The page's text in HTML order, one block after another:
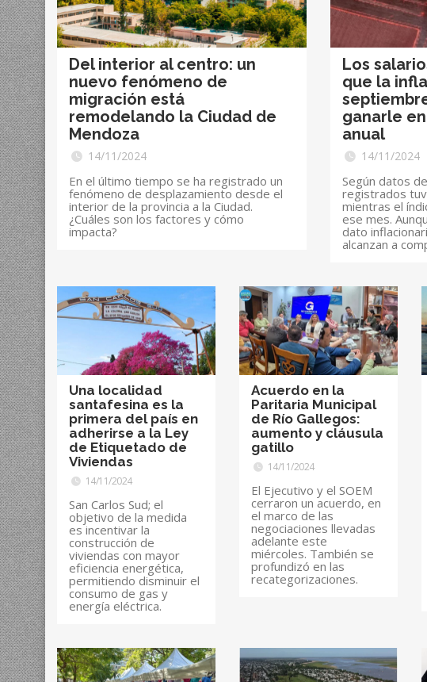
Del interior al centro: un
nuevo fenómeno de
migración está
remodelando la Ciudad de
Mendoza
14/11/2024
En el último tiempo se ha registrado un
fenómeno de desplazamiento desde el
interior de la provincia a la Ciudad.
¿Cuáles son los factores y cómo
impacta?
Los
que la
ganarle
anual
14/11/2024
Según datos
registrados
mientras el
ese mes.
dato
alcanzan a
Una localidad
santafesina es la
primera del país en
adherirse a la Ley
de Etiquetado de
Viviendas
14/11/2024
San Carlos Sud; el
objetivo de la medida
es incentivar la
construcción de
viviendas con mayor
eficiencia energética,
permitiendo disminuir el
consumo de gas y
energía eléctrica.
Acuerdo en la
Paritaria Municipal
de Río Gallegos:
aumento y cláusula
gatillo
14/11/2024
El Ejecutivo y el SOEM
cerraron un acuerdo, en
el marco de las
negociaciones llevadas
adelante este
miércoles. También se
profundizó en las
recategorizaciones.